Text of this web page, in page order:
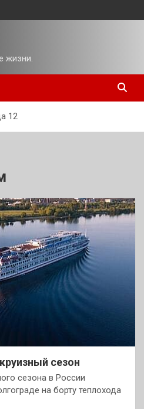
жизни.
12
сезон
сезона в России
на борту теплохода